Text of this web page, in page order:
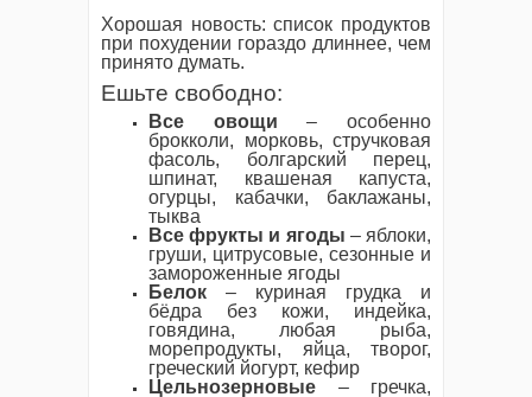
Хорошая новость: список продуктов
при похудении гораздо длиннее, чем
принято думать.
Ешьте свободно:
Все овощи – особенно
брокколи, морковь, стручковая
фасоль, болгарский перец,
шпинат, квашеная капуста,
огурцы, кабачки, баклажаны,
тыква
Все фрукты и ягоды – яблоки,
груши, цитрусовые, сезонные и
замороженные ягоды
Белок – куриная грудка и
бёдра без кожи, индейка,
говядина, любая рыба,
морепродукты, яйца, творог,
греческий йогурт, кефир
Цельнозерновые – гречка,